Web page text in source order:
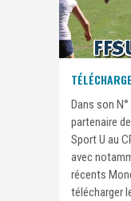
Dans son
partenaire
Sport U au
avec
récents
télécharger